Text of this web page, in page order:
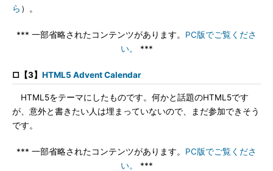
ら ）。
*** 一部省略されたコンテンツがあります。 PC版でご覧くださ
い。
***
□【3】 HTML5 Advent Calendar
HTML5をテーマにしたものです。何かと話題のHTML5です
が、意外と書きたい人は埋まっていないので、まだ参加できそう
です。
*** 一部省略されたコンテンツがあります。 PC版でご覧くださ
い。
***